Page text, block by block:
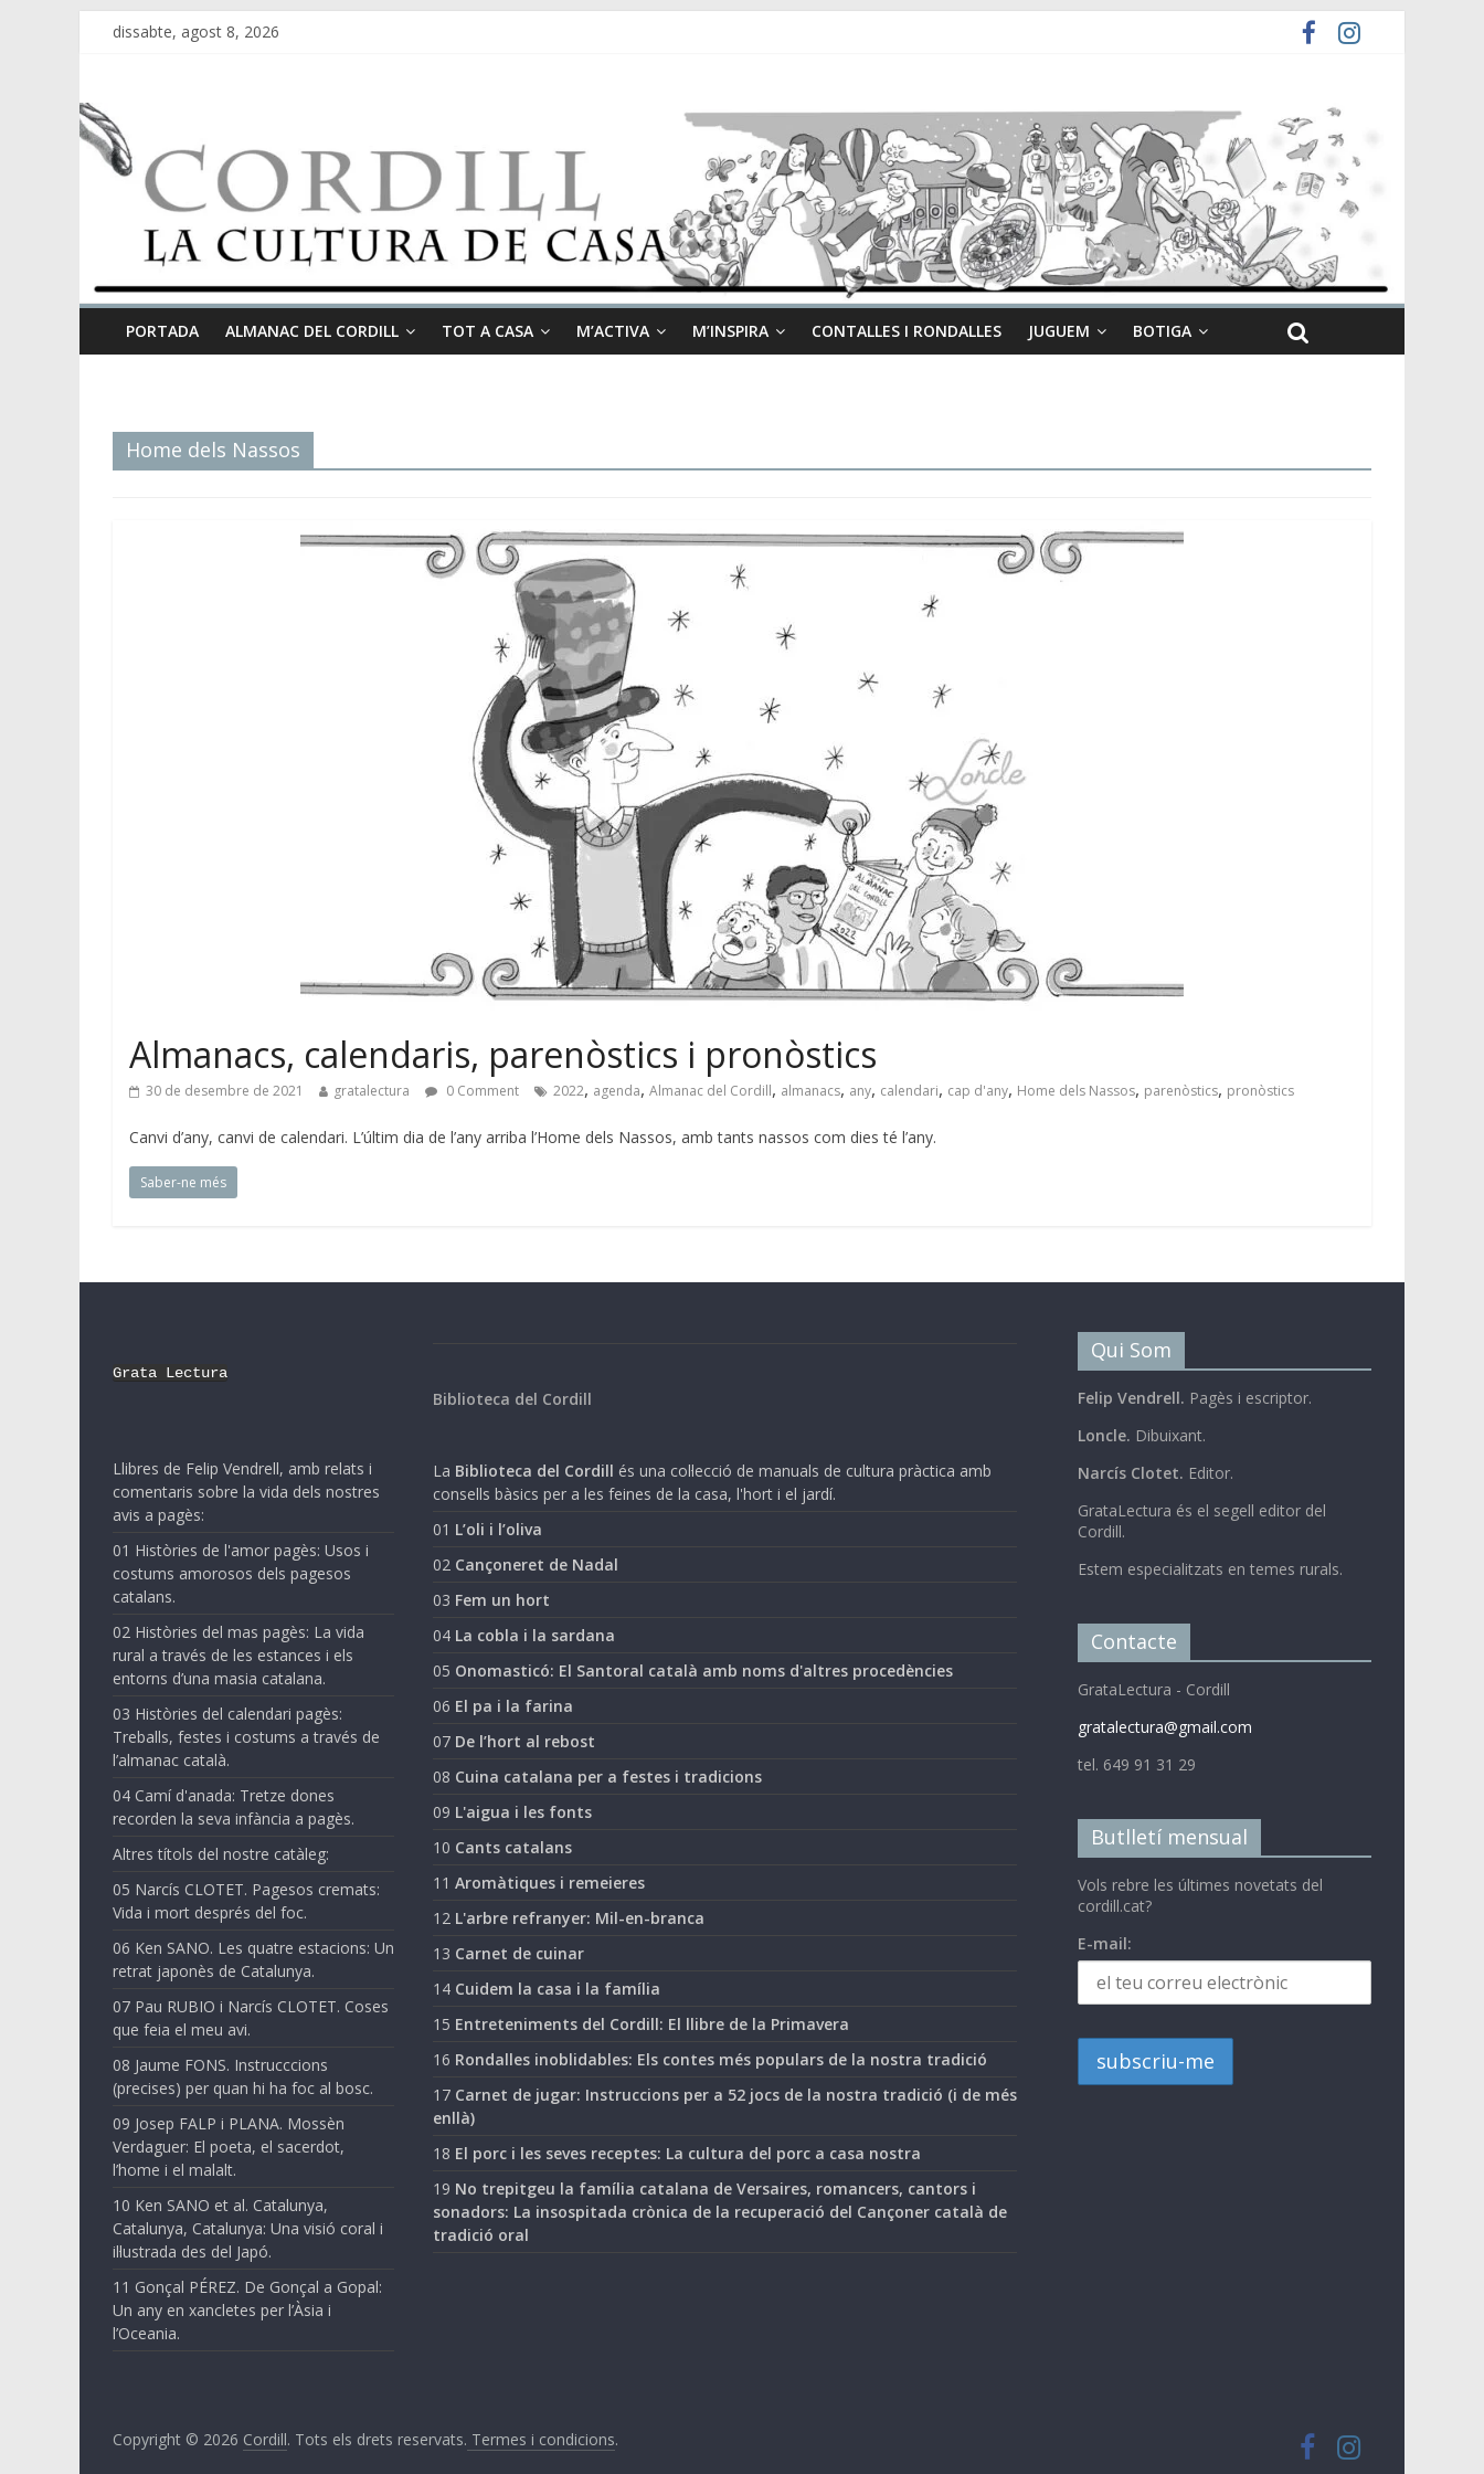
dissabte, agost 8, 2026
PORTADA ALMANAC DEL CORDILL TOT A CASA M’ACTIVA M’INSPIRA CONTALLES I RONDALLES JUGUEM BOTIGA
Home dels Nassos
Almanacs, calendaris, parenòstics i pronòstics
30 de desembre de 2021 gratalectura 0 Comment 2022, agenda, Almanac del Cordill, almanacs, any, calendari, cap d'any, Home dels Nassos, parenòstics, pronòstics
Canvi d’any, canvi de calendari. L’últim dia de l’any arriba l’Home dels Nassos, amb tants nassos com dies té l’any.
Saber-ne més
Grata Lectura
Llibres de Felip Vendrell, amb relats i
comentaris sobre la vida dels nostres
avis a pagès:
01 Històries de l'amor pagès: Usos i
costums amorosos dels pagesos
catalans.
02 Històries del mas pagès: La vida
rural a través de les estances i els
entorns d’una masia catalana.
03 Històries del calendari pagès:
Treballs, festes i costums a través de
l’almanac català.
04 Camí d'anada: Tretze dones
recorden la seva infància a pagès.
Altres títols del nostre catàleg:
05 Narcís CLOTET. Pagesos cremats:
Vida i mort després del foc.
06 Ken SANO. Les quatre estacions: Un
retrat japonès de Catalunya.
07 Pau RUBIO i Narcís CLOTET. Coses
que feia el meu avi.
08 Jaume FONS. Instrucccions
(precises) per quan hi ha foc al bosc.
09 Josep FALP i PLANA. Mossèn
Verdaguer: El poeta, el sacerdot,
l’home i el malalt.
10 Ken SANO et al. Catalunya,
Catalunya, Catalunya: Una visió coral i
il·lustrada des del Japó.
11 Gonçal PÉREZ. De Gonçal a Gopal:
Un any en xancletes per l’Àsia i
l’Oceania.
Biblioteca del Cordill
La Biblioteca del Cordill és una col·lecció de manuals de cultura pràctica amb
consells bàsics per a les feines de la casa, l'hort i el jardí.
01 L’oli i l’oliva
02 Cançoneret de Nadal
03 Fem un hort
04 La cobla i la sardana
05 Onomasticó: El Santoral català amb noms d'altres procedències
06 El pa i la farina
07 De l’hort al rebost
08 Cuina catalana per a festes i tradicions
09 L'aigua i les fonts
10 Cants catalans
11 Aromàtiques i remeieres
12 L'arbre refranyer: Mil-en-branca
13 Carnet de cuinar
14 Cuidem la casa i la família
15 Entreteniments del Cordill: El llibre de la Primavera
16 Rondalles inoblidables: Els contes més populars de la nostra tradició
17 Carnet de jugar: Instruccions per a 52 jocs de la nostra tradició (i de més
enllà)
18 El porc i les seves receptes: La cultura del porc a casa nostra
19 No trepitgeu la família catalana de Versaires, romancers, cantors i
sonadors: La insospitada crònica de la recuperació del Cançoner català de
tradició oral
Qui Som
Felip Vendrell. Pagès i escriptor.
Loncle. Dibuixant.
Narcís Clotet. Editor.
GrataLectura és el segell editor del
Cordill.
Estem especialitzats en temes rurals.
Contacte
GrataLectura - Cordill
gratalectura@gmail.com
tel. 649 91 31 29
Butlletí mensual
Vols rebre les últimes novetats del
cordill.cat?
E-mail:
Copyright © 2026 Cordill. Tots els drets reservats. Termes i condicions.